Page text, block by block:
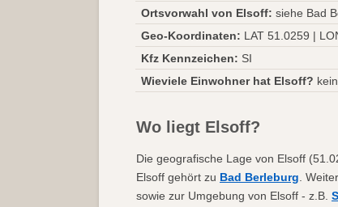
Ortsvorwahl von Elsoff: siehe Bad
Geo-Koordinaten: LAT 51.0259 |
Kfz Kennzeichen: SI
Wieviele Einwohner hat Elsoff?
Wo liegt Elsoff?
Die geografische Lage von Elsoff
Elsoff gehört zu Bad Berleburg .
sowie zur Umgebung von Elsoff - z.B.